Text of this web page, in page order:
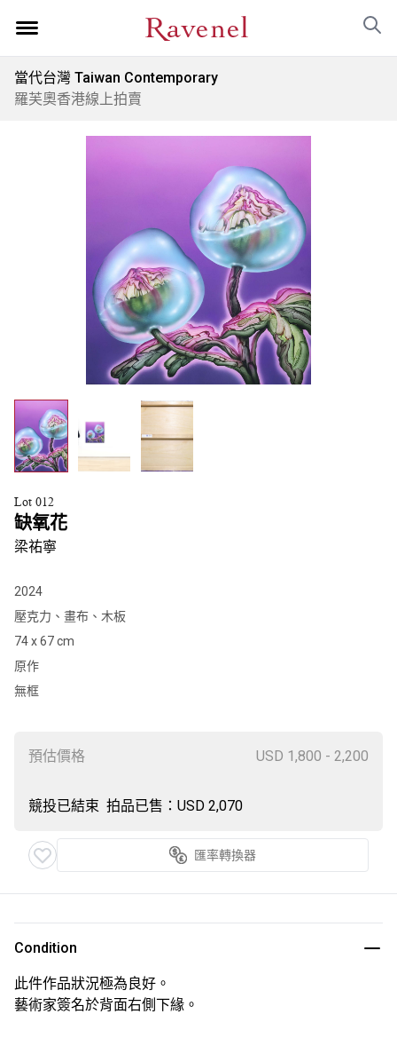
當代台灣 Taiwan Contemporary
羅芙奧香港線上拍賣
Lot 012
缺氧花
梁祐寧
2024
壓克力、畫布、木板
74 x 67 cm
原作
無框
預估價格 USD 1,800 - 2,200
競投已結束 拍品已售：USD 2,070
匯率轉換器
Condition
此件作品狀況極為良好。
藝術家簽名於背面右側下緣。